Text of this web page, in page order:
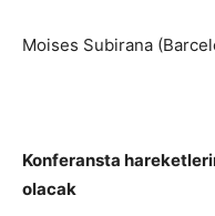
Moises Subirana
Konferansta
olacak